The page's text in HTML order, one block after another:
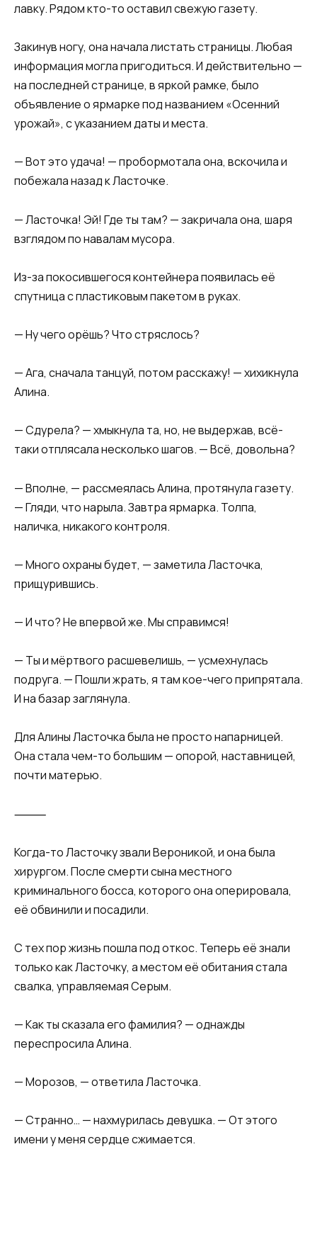
лавку. Рядом кто-то оставил свежую газету.
Закинув ногу, она начала листать страницы. Любая
информация могла пригодиться. И действительно —
на последней странице, в яркой рамке, было
объявление о ярмарке под названием «Осенний
урожай», с указанием даты и места.
— Вот это удача! — пробормотала она, вскочила и
побежала назад к Ласточке.
— Ласточка! Эй! Где ты там? — закричала она, шаря
взглядом по навалам мусора.
Из-за покосившегося контейнера появилась её
спутница с пластиковым пакетом в руках.
— Ну чего орёшь? Что стряслось?
— Ага, сначала танцуй, потом расскажу! — хихикнула
Алина.
— Сдурела? — хмыкнула та, но, не выдержав, всё-
таки отплясала несколько шагов. — Всё, довольна?
— Вполне, — рассмеялась Алина, протянула газету.
— Гляди, что нарыла. Завтра ярмарка. Толпа,
наличка, никакого контроля.
— Много охраны будет, — заметила Ласточка,
прищурившись.
— И что? Не впервой же. Мы справимся!
— Ты и мёртвого расшевелишь, — усмехнулась
подруга. — Пошли жрать, я там кое-чего припрятала.
И на базар заглянула.
Для Алины Ласточка была не просто напарницей.
Она стала чем-то большим — опорой, наставницей,
почти матерью.
⸻
Когда-то Ласточку звали Вероникой, и она была
хирургом. После смерти сына местного
криминального босса, которого она оперировала,
её обвинили и посадили.
С тех пор жизнь пошла под откос. Теперь её знали
только как Ласточку, а местом её обитания стала
свалка, управляемая Серым.
— Как ты сказала его фамилия? — однажды
переспросила Алина.
— Морозов, — ответила Ласточка.
— Странно… — нахмурилась девушка. — От этого
имени у меня сердце сжимается.